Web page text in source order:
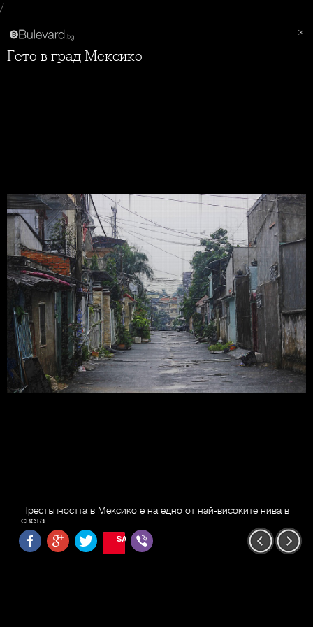
/
Гето в град Мексико
Престъпността в Мексико е на едно от най-високите нива в
света
SAVE